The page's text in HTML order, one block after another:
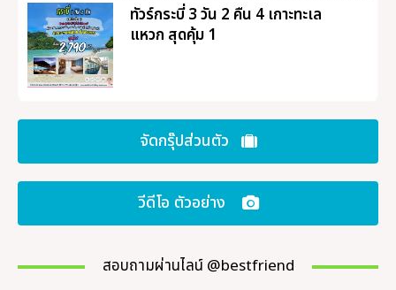
ทัวร์กระบี่ 3 วัน 2 คืน 4 เกาะทะเล
แหวก สุดคุ้ม 1
จัดกรุ๊ปส่วนตัว
วีดีโอ ตัวอย่าง
สอบถามผ่านไลน์ @bestfriend